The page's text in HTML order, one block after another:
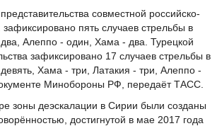
совместной российско-
пять случаев стрельбы в
Алеппо - один, Хама - два. Турецкой
зафиксировано 17 случаев стрельбы в
Хама - три, Латакия - три, Алеппо -
Минобороны РФ, передаёт ТАСС.
зоны деэскалации в Сирии были созданы
достигнутой в мае 2017 года